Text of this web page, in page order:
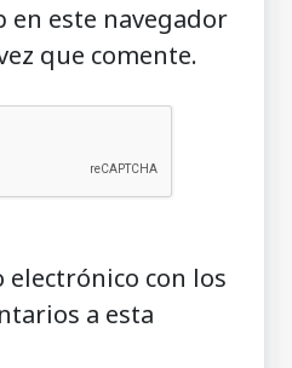
en este navegador
que comente.
electrónico con los
a esta